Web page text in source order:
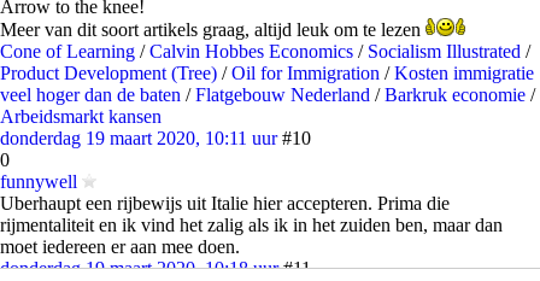
Arrow to the knee!
Meer van dit soort artikels graag, altijd leuk om te lezen
Cone of Learning /Calvin Hobbes Economics / Socialism Illustrated /
Product Development (Tree) /Oil for Immigration /Kosten immigratie
veel hoger dan de baten /Flatgebouw Nederland /Barkruk economie /
Arbeidsmarkt kansen
donderdag 19 maart 2020, 10:11 uur #10
0
funnywell
Uberhaupt een rijbewijs uit Italie hier accepteren. Prima die
rijmentaliteit en ik vind het zalig als ik in het zuiden ben, maar dan
moet iedereen er aan mee doen.
donderdag 19 maart 2020, 10:18 uur #11